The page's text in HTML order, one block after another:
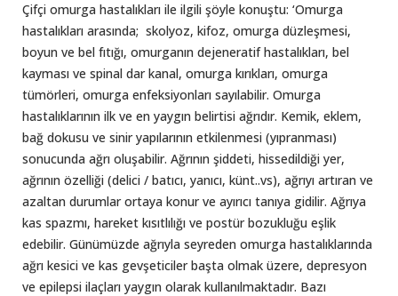
Çifçi omurga hastalıkları ile ilgili şöyle konuştu: ‘Omurga
hastalıkları arasında; skolyoz, kifoz, omurga düzleşmesi,
boyun ve bel fıtığı, omurganın dejeneratif hastalıkları, bel
kayması ve spinal dar kanal, omurga kırıkları, omurga
tümörleri, omurga enfeksiyonları sayılabilir. Omurga
hastalıklarının ilk ve en yaygın belirtisi ağrıdır. Kemik, eklem,
bağ dokusu ve sinir yapılarının etkilenmesi (yıpranması)
sonucunda ağrı oluşabilir. Ağrının şiddeti, hissedildiği yer,
ağrının özelliği (delici / batıcı, yanıcı, künt..vs), ağrıyı artıran ve
azaltan durumlar ortaya konur ve ayırıcı tanıya gidilir. Ağrıya
kas spazmı, hareket kısıtlılığı ve postür bozukluğu eşlik
edebilir. Günümüzde ağrıyla seyreden omurga hastalıklarında
ağrı kesici ve kas gevşeticiler başta olmak üzere, depresyon
ve epilepsi ilaçları yaygın olarak kullanılmaktadır. Bazı